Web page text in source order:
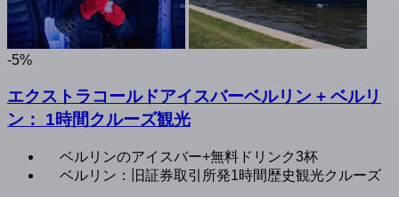
-5%
エクストラコールドアイスバーベルリン + ベルリ
ン： 1時間クルーズ観光
ベルリンのアイスバー+無料ドリンク3杯
ベルリン：旧証券取引所発1時間歴史観光クルーズ